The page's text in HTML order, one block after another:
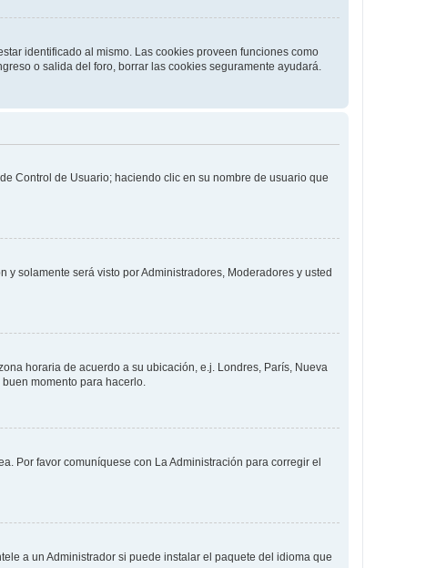
identificado al mismo. Las cookies proveen funciones como
o salida del foro, borrar las cookies seguramente ayudará.
Control de Usuario; haciendo clic en su nombre de usuario que
y solamente será visto por Administradores, Moderadores y usted
horaria de acuerdo a su ubicación, e.j. Londres, París, Nueva
momento para hacerlo.
Por favor comuníquese con La Administración para corregir el
a un Administrador si puede instalar el paquete del idioma que